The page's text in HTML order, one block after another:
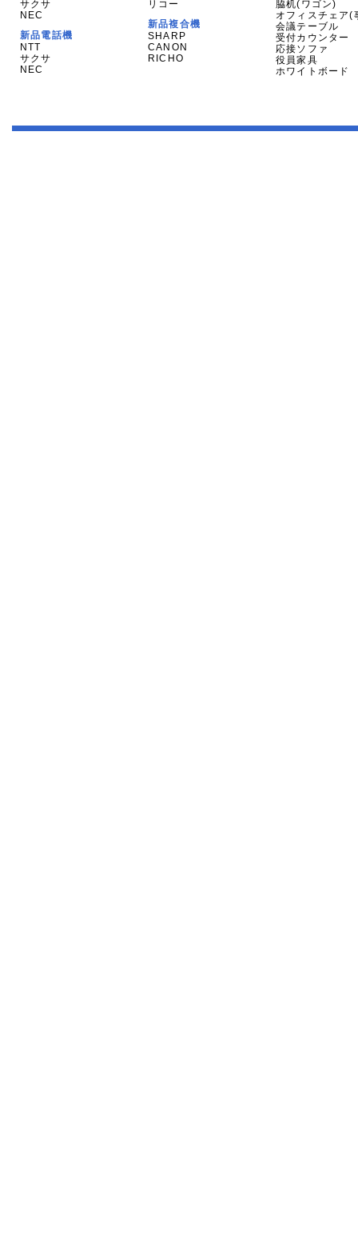
サクサ
NEC
新品電話機
NTT
サクサ
NEC
リコー
新品複合機
SHARP
CANON
RICHO
脇机(ワゴン)
オフィスチェア(
会議テーブル
受付カウンター
応接ソファ
役員家具
ホワイトボード